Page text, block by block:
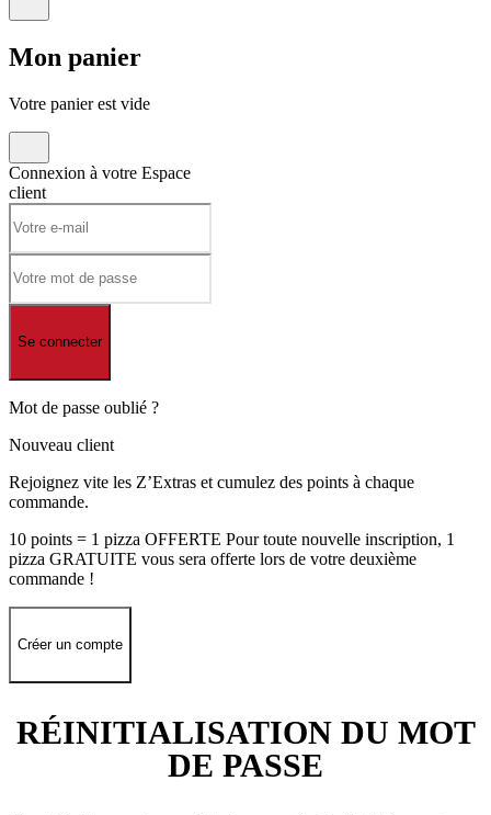
Mon panier
Votre panier est vide
Connexion à votre Espace
client
Se connecter
Mot de passe oublié ?
Nouveau client
Rejoignez vite les Z’Extras et cumulez des points à chaque
commande.
10 points = 1 pizza OFFERTE Pour toute nouvelle inscription, 1
pizza GRATUITE vous sera offerte lors de votre deuxième
commande !
Créer un compte
RÉINITIALISATION DU MOT
DE PASSE